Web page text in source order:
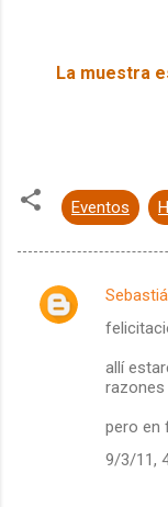
La muestra
Eventos
C
allí
razones
pero en
9/3/11,